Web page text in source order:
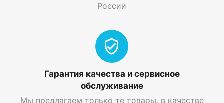
России
Гарантия качества и сервисное
обслуживание
Мы предлагаем только те товары, в качестве